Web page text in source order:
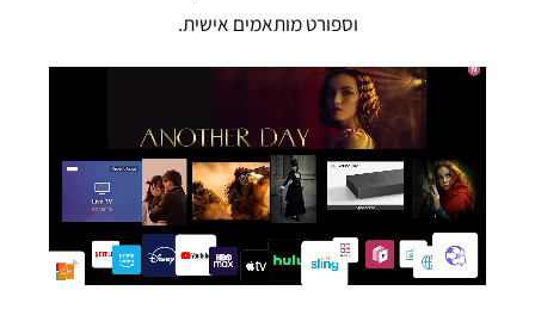
וספורט מותאמים אישית.